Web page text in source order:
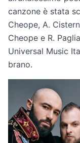
canzone è stata
Cheope, A.
Cheope e R.
Universal Music
brano.